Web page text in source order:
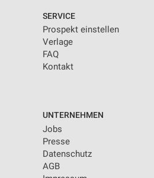
SERVICE
Prospekt einstellen
Verlage
FAQ
Kontakt
UNTERNEHMEN
Jobs
Presse
Datenschutz
AGB